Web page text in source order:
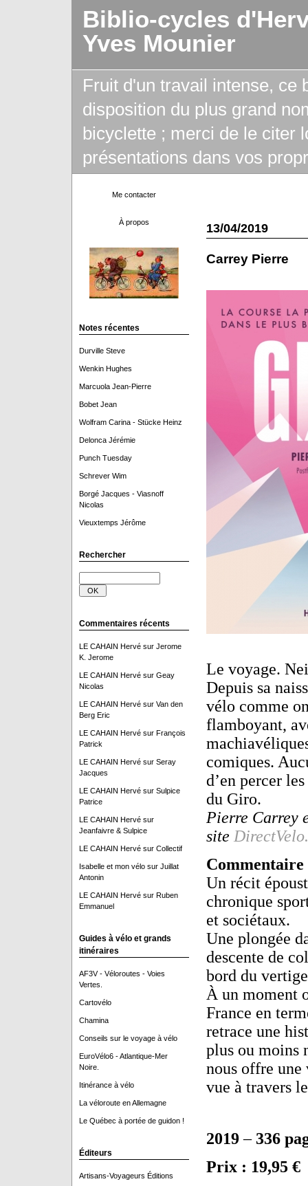
Biblio-cycles
Yves Mounier
Fruit d'un travail intense, ce
disposition du plus grand
bicyclette ; merci de le citer
présentations dans vos
Me contacter
À propos
Notes récentes
Durville Steve
Wenkin Hughes
Marcuola Jean-Pierre
Bobet Jean
Wolfram Carina - Stücke Heinz
Delonca Jérémie
Punch Tuesday
Schrever Wim
Borgé Jacques - Viasnoff
Nicolas
Vieuxtemps Jérôme
Rechercher
Commentaires récents
LE CAHAIN Hervésur Jerome
K. Jerome
LE CAHAIN Hervésur Geay
Nicolas
LE CAHAIN Hervésur Van den
Berg Eric
LE CAHAIN Hervésur François
Patrick
LE CAHAIN Hervésur Seray
Jacques
LE CAHAIN Hervésur Sulpice
Patrice
LE CAHAIN Hervésur
Jeanfaivre & Sulpice
LE CAHAIN Hervésur Collectif
Isabelle et mon vélosur Juillat
Antonin
LE CAHAIN Hervésur Ruben
Emmanuel
Guides à vélo et grands
itinéraires
AF3V - Véloroutes - Voies
Vertes.
Cartovélo
Chamina
Conseils sur le voyage à vélo
EuroVélo6 - Atlantique-Mer
Noire.
Itinérance à vélo
La véloroute en Allemagne
Le Québec à portée de guidon !
Éditeurs
Artisans-Voyageurs Éditions
13/04/2019
Carrey Pierre
Le voyage.
Depuis sa
vélo comme
flamboyant,
comiques.
d’en percer
du Giro.
Pierre Carrey
site
Commentaire
Un récit
chronique
et sociétaux.
Une plongée
descente de
bord du
À un moment
France en
retrace une
plus ou moins
nous offre
vue à travers
2019– 336
Prix : 19,95 €